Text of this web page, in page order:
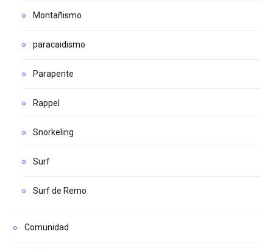
Montañismo
paracaidismo
Parapente
Rappel
Snorkeling
Surf
Surf de Remo
Comunidad